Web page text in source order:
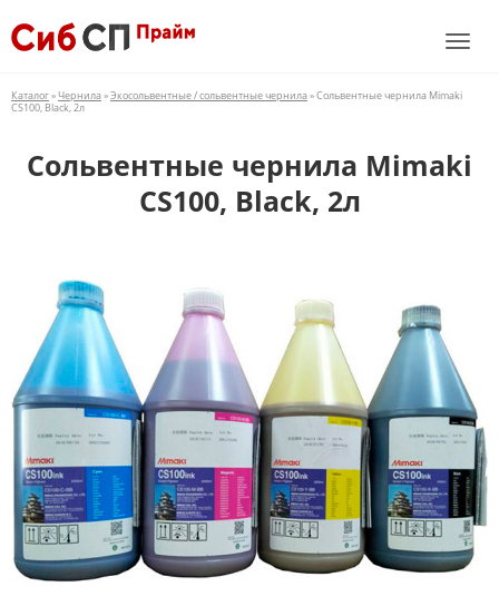
Каталог»Чернила»Экосольвентные / сольвентные чернила» Сольвентные чернила Mimaki
CS100, Black, 2л
Сольвентные чернила Mimaki
CS100, Black, 2л